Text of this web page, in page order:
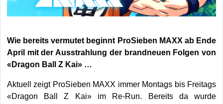
Wie bereits vermutet beginnt ProSieben MAXX ab Ende
April mit der Ausstrahlung der brandneuen Folgen von
«Dragon Ball Z Kai» …
Aktuell zeigt ProSieben MAXX immer Montags bis Freitags
«Dragon Ball Z Kai» im Re-Run. Bereits da wurde